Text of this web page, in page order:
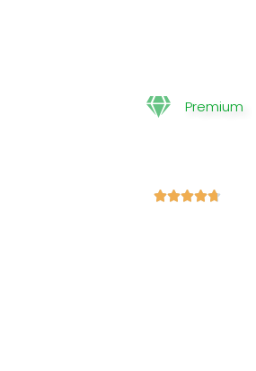
Premium
